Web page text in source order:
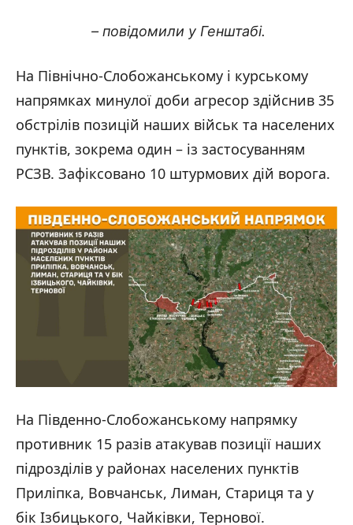
– повідомили у Генштабі.
На Північно-Слобожанському і курському
напрямках минулої доби агресор здійснив 35
обстрілів позицій наших військ та населених
пунктів, зокрема один – із застосуванням
РСЗВ. Зафіксовано 10 штурмових дій ворога.
На Південно-Слобожанському напрямку
противник 15 разів атакував позиції наших
підрозділів у районах населених пунктів
Приліпка, Вовчанськ, Лиман, Стариця та у
бік Ізбицького, Чайківки, Тернової.